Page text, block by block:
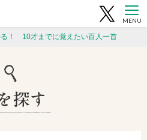
MENU
る！ 10才までに覚えたい百人一首